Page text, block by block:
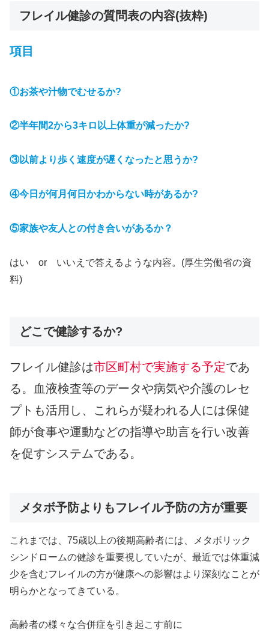
フレイル健診の質問表の内容(抜粋)
項目
①お茶や汁物でむせるか?
②半年間2から3キロ以上体重が減ったか?
③以前より歩く速度が遅くなったと思うか?
④今日が何月何日かわからない時があるか?
⑤家族や友人との付き合いがあるか？
はい or いいえで答えるような内容。(厚生労働省の資
料)
どこで健診するか?
フレイル健診は市区町村で実施する予定であ
る。血液検査等のデータや病気や介護のレセ
プトも活用し、これらが疑われる人には保健
師が食事や運動などの指導や助言を行い改善
を促すシステムである。
メタボ予防よりもフレイル予防の方が重要
これまでは、75歳以上の後期高齢者には、メタボリック
シンドロームの健診を重要視していたが、最近では体重減
少を含むフレイルの方が健康への影響はより深刻なことが
明らかとなってきている。
高齢者の様々な合併症を引き起こす前に